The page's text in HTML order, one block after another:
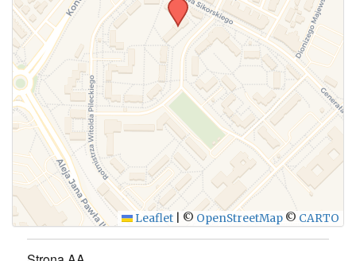
WYŚLIJ
Leaflet © OpenStreetMap © CARTO